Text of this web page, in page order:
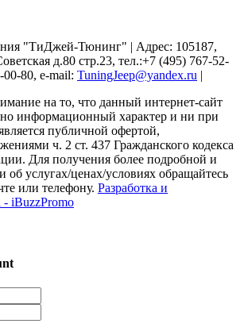
"ТиДжей-Тюнинг" | Адрес: 105187,
д.80 стр.23, тел.:+7 (495) 767-52-
80, e-mail: TuningJeep@yandex.ru |
на то, что данный интернет-сайт
информационный характер и ни при
публичной офертой,
ч. 2 ст. 437 Гражданского кодекса
Для получения более подробной и
услугах/ценах/условиях обращайтесь
или телефону. Разработка и
- iBuzzPromo